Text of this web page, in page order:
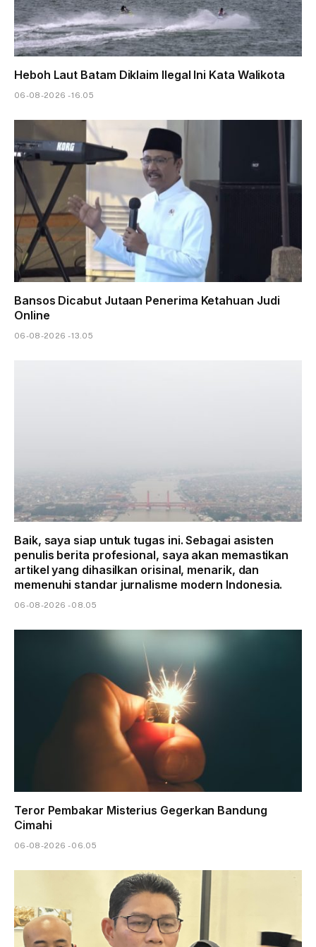
Heboh Laut Batam Diklaim Ilegal Ini Kata Walikota
06-08-2026 - 16.05
Bansos Dicabut Jutaan Penerima Ketahuan Judi
Online
06-08-2026 - 13.05
Baik, saya siap untuk tugas ini. Sebagai asisten
penulis berita profesional, saya akan memastikan
artikel yang dihasilkan orisinal, menarik, dan
memenuhi standar jurnalisme modern Indonesia.
06-08-2026 - 08.05
Teror Pembakar Misterius Gegerkan Bandung
Cimahi
06-08-2026 - 06.05